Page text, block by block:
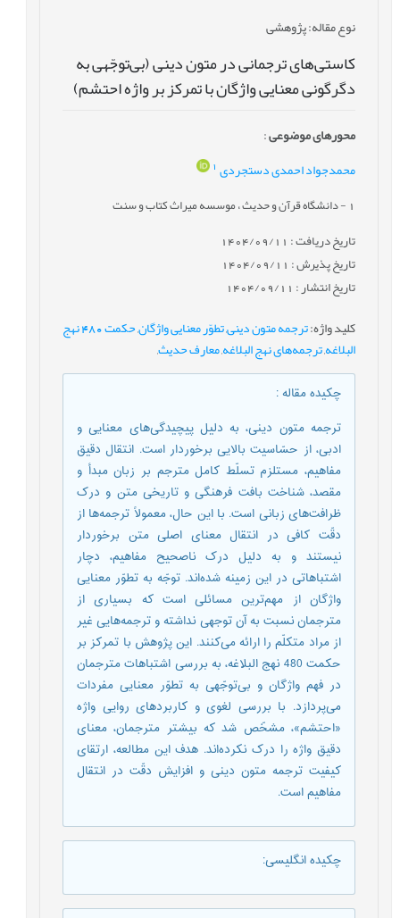
نوع مقاله: پژوهشی
کاستی‌های ترجمانی در متون دینی (بی‌توجّهی به
دگرگونی معنایی واژگان با تمرکز بر واژه احتشم)
محورهای موضوعی:
محمدجواد احمدی دستجردی
- دانشگاه قرآن و حدیث ، موسسه میراث کتاب و سنت
تاریخ دریافت : 1404/09/11
تاریخ پذیرش : 1404/09/11
تاریخ انتشار : 1404/09/11
کلید واژه:ترجمه متون دینی,تطوّر معنایی واژگان,
حکمت 480 نهج
البلاغه,ترجمه‌های نهج البلاغه,معارف حدیث,
چکیده مقاله:
ترجمه متون دینی، به دلیل پیچیدگی‌های معنایی و
ادبی، از حسّاسیت بالایی برخوردار است. انتقال دقیق
مفاهیم، مستلزم تسلّط کامل مترجم بر زبان‌ مبدأ و
مقصد، شناخت بافت فرهنگی و تاریخی متن و درک
ظرافت‌های زبانی است. با این حال، معمولاً ترجمه‌ها از
دقّت کافی در انتقال معنای اصلی متن برخوردار
نیستند و به دلیل درک ناصحیح مفاهیم، دچار
اشتباهاتی در این زمینه شده‌اند. توجّه به تطوّر معنایی
واژگان از مهم‌ترین مسائلی است که بسیاری از
مترجمان نسبت به آن توجهی نداشته و ترجمه‌هایی غیر
از مراد متکلّم را ارائه می‌کنند. این پژوهش با تمرکز بر
حکمت 480 نهج ‌البلاغه، به بررسی اشتباهات مترجمان
در فهم واژگان و بی‌توجّهی به تطوّر معنایی مفردات
می‌پردازد. با بررسی لغوی و کاربردهای روایی واژه
«احتشم»، مشخّص شد که بیشتر مترجمان، معنای
دقیق واژه را درک نکرده‌اند. هدف این مطالعه، ارتقای
کیفیت ترجمه متون دینی و افزایش دقّت در انتقال
مفاهیم است.
چکیده انگلیسی: